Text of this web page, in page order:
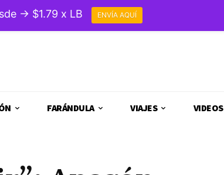
FARÁNDULA VIAJES VIDEOS
→ $1.79 x LB ENVÍA AQUÍ